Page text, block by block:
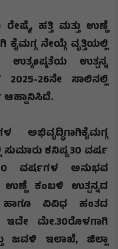
ರೇಷ್ಮೆ, ಹತ್ತಿ ಮತ್ತು ಉಣ್ಣೆ
ಕೈಮಗ್ಗ ನೇಯ್ಗೆ ವೃತ್ತಿಯಲ್ಲಿ
ಉತ್ಕøಷ್ಠತೆಯ
ಉತ್ಪನ್ನ
2025-26ನೇ
ಸಾಲಿನಲ್ಲಿ
ಆಹ್ವಾನಿಸಿದೆ.
ಅಭಿವೃದ್ಧಿಗಾಗಿಕೈಮಗ್ಗ
ಸುಮಾರುಕನಿಷ್ಟ30 ವರ್ಷ
ವರ್ಷಗಳ
ಅನುಭವ
ಉಣ್ಣೆ ಕಂಬಳಿ ಉತ್ಪನ್ನದ
ಹಾಗೂ ವಿವಿಧ
ಹಂತದ
ಇದೇ ಮೇ.30ರೊಳಗಾಗಿ
ಜವಳಿ ಇಲಾಖೆ, ಜಿಲ್ಲಾ